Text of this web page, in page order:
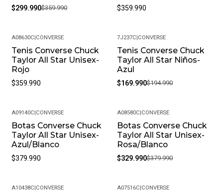
$299.990$359.990 $359.990
A08630C CONVERSE
Tenis Converse Chuck
Taylor All Star Unisex-
Rojo
$359.990
-13%
7J237C CONVERSE
Tenis Converse Chuck
Taylor All Star Niños-
Azul
$169.990$194.990
A09140C CONVERSE
Botas Converse Chuck
Taylor All Star Unisex-
Azul/Blanco
$379.990
-13%
A08580C CONVERSE
Botas Converse Chuck
Taylor All Star Unisex-
Rosa/Blanco
$329.990$379.990
A10438C CONVERSE A07516C CONVERSE